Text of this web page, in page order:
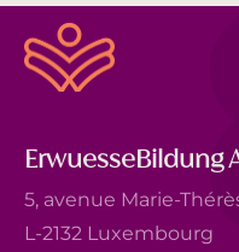
ErwuesseBildung
5, avenue Marie-
L-2132 Luxembourg